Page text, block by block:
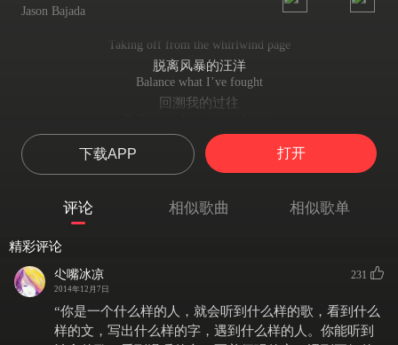
Jason Bajada
Taking off from the whirlwind page
脱离风暴的汪洋
Balance what I’ve fought
回溯我的过往
艰难度过一个桥梁
Careful, don’t get shot
小心翼翼不坠亡
如果爱你如在天堂
How’d my heart get caught?
那为何我念念不忘
下载APP 打开
评论 相似歌曲 相似歌单
精彩评论
尐嘴冰凉
2014年12月7日
231
“你是一个什么样的人，就会听到什么样的歌，看到什么
样的文，写出什么样的字，遇到什么样的人。你能听到